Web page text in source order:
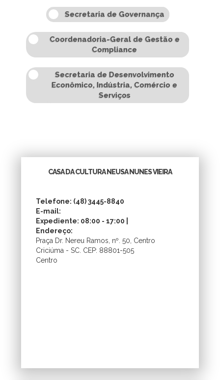
Secretaria de Governança
Coordenadoria-Geral de Gestão e
Compliance
Secretaria de Desenvolvimento
Econômico, Indústria, Comércio e
Serviços
CASA DA CULTURA NEUSA NUNES VIEIRA
Telefone: (48) 3445-8840
E-mail:
Expediente: 08:00 - 17:00 |
Endereço:
Praça Dr. Nereu Ramos, nº. 50, Centro
Criciúma - SC. CEP: 88801-505
Centro